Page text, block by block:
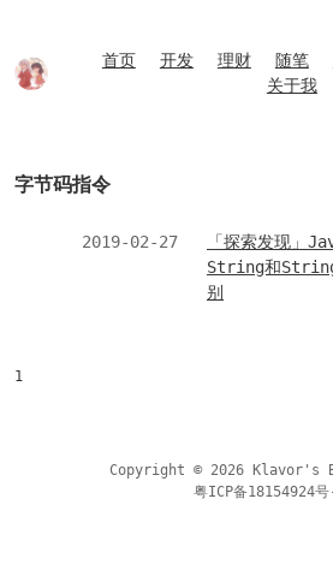
首页 开发 理财 随笔
关于我
字节码指令
2019-02-27
「探索发现」
String和
别
1
Copyright © 2026 Klavor's
粤ICP备18154924